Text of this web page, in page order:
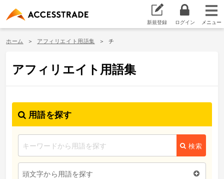
新規登録 ログイン
ホーム アフィリエイト用語集 チ
アフィリエイト用語集
用語を探す
検索
頭文字から用語を探す